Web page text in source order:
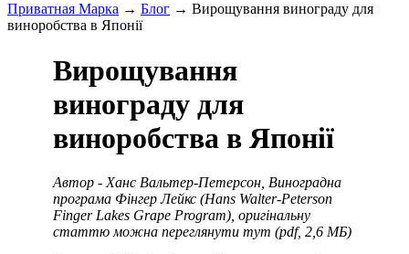
Приватная Марка → Блог → Вирощування винограду для
виноробства в Японії
Вирощування
винограду для
виноробства в Японії
Автор - Ханс Вальтер-Петерсон, Виноградна
програма Фінгер Лейкс (Hans Walter-Peterson
Finger Lakes Grape Program), оригінальну
статтю можна переглянути тут (pdf, 2,6 МБ)